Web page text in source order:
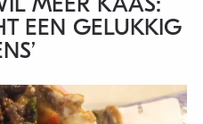
EEN GELUKKIG